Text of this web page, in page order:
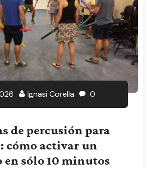
Ignasi Corella 0
de percusión para
cómo activar un
sólo 10 minutos